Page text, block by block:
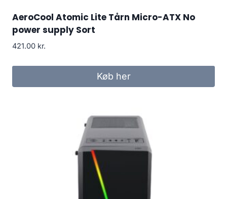
AeroCool Atomic Lite Tårn Micro-ATX No
power supply Sort
421.00 kr.
Køb her